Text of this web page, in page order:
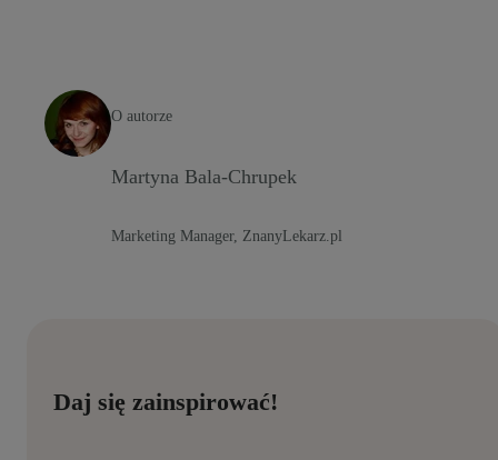
O autorze
Martyna Bala-Chrupek
Marketing Manager, ZnanyLekarz.pl
Daj się zainspirować!